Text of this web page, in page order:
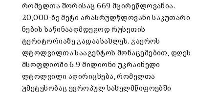
რომელთა შორისაც 669 მცირეწლოვანია.
20,000-ზე მეტი არასრულწლოვანი საკუთარი
ნების საწინააღმდეგოდ რუსეთის
ტერიტორიაზე გადაასახლეს. გაეროს
ლტოლვილთა სააგენტოს მონაცემებით, დღეს
მსოფლიოში 6.9 მილიონი უკრაინელი
ლტოლვილი აღირიცხება, რომელთა
უმეტესობაც ევროპულ სახელმწიფოებში